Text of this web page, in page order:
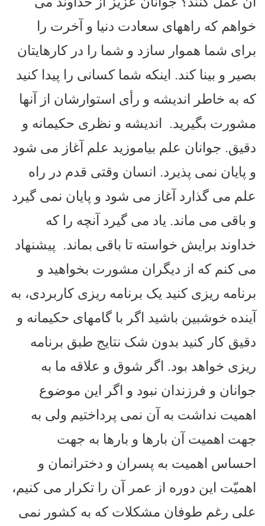
خواهم که راههای سعادت دنیا و آخرت را
برای شما هموار سازد و شما را در کارهایتان
بصیر و بینا کند. اینکه شما کسانی را پیدا کنید
که به خاطر اندیشه و رأی استوارشان از آنها
مشورت بگیرید.
اندیشه و نظری حکیمانه و
دقیق. جوانان علم بیاموزید علم آغاز می شود
و پایان نمی پذیرد. انسان وقتی قدم در راه
علم می گذارد آغاز می شود و پایان نمی گیرد
و باقی می ماند. یاد می گیرد آنچه را که
خداوند برایش خواسته تا باقی بماند. پیشنهاد
می کنم که از دیگران مشورت بخواهید و
برنامه ریزی کنید یک برنامه ریزی کاربردی، به
آینده خوشبین باشید اگر با گامهای حکیمانه و
دقیق کار کنید بدون شک نتایج طبق برنامه
ریزی خواهد بود. اگر شوق و علاقه ما به
جوانان و فرزندان نبود و اگر این موضوع
اهمیت نداشت به آن نمی پرداختیم ولی به
جهت اهمیت آن بارها و بارها به جهت
احساس اهمیت به پسران و دخترانمان و
اهمیّت این دوره از عمر آن را تکرار می کنیم،
علی رغم طوفان مشکلات که به کشور نمی